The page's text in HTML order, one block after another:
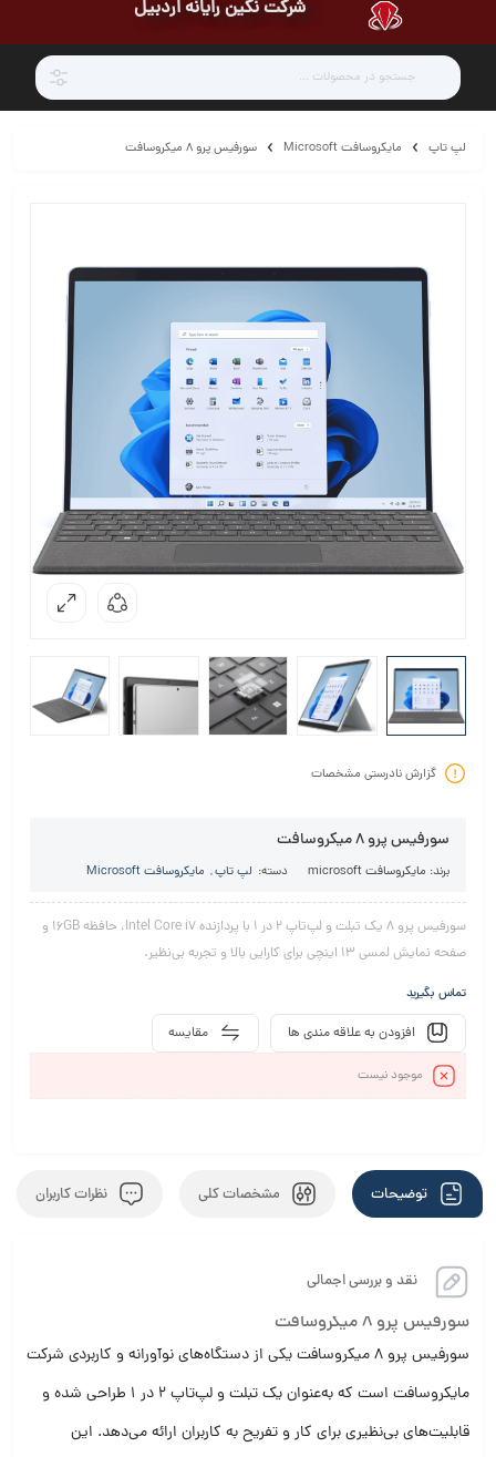
شرکت نگین رایانه اردبیل
لپ تاپ مایکروسافت Microsoft سورفیس پرو 8 میکروسافت
گزارش نادرستی مشخصات
سورفیس پرو 8 میکروسافت
برند: مایکروسافت microsoft دسته: لپ تاپ, مایکروسافت Microsoft
سورفیس پرو 8 یک تبلت و لپ‌تاپ 2 در 1 با پردازنده Intel Core i7، حافظه 16GB و
صفحه نمایش لمسی 13 اینچی برای کارایی بالا و تجربه بی‌نظیر.
تماس بگیرید
مقایسه افزودن به علاقه مندی ها
موجود نیست
توضیحات مشخصات کلی نظرات کاربران
نقد و بررسی اجمالی
سورفیس پرو 8 میکروسافت
سورفیس پرو 8 میکروسافت یکی از دستگاه‌های نوآورانه و کاربردی شرکت
مایکروسافت است که به‌عنوان یک تبلت و لپ‌تاپ 2 در 1 طراحی شده و
قابلیت‌های بی‌نظیری برای کار و تفریح به کاربران ارائه می‌دهد. این